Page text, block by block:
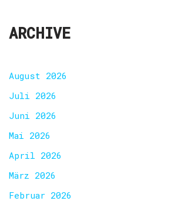
ARCHIVE
August 2026
Juli 2026
Juni 2026
Mai 2026
April 2026
März 2026
Februar 2026